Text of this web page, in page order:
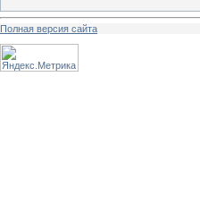
Полная версия сайта